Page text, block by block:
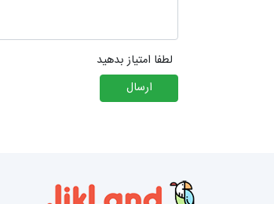
لطفا امتیاز بدهید
ارسال